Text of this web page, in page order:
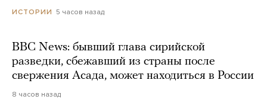
ИСТОРИИ 5 часов назад
BBC News: бывший глава сирийской
разведки, сбежавший из страны после
свержения Асада, может находиться в России
8 часов назад